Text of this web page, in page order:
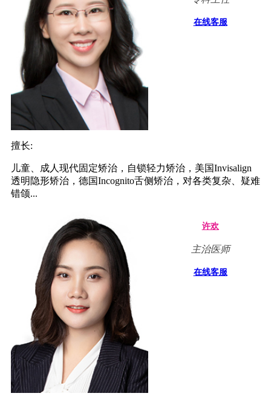
在线客服
擅长:
儿童、成人现代固定矫治，自锁轻力矫治，美国Invisalign
透明隐形矫治，德国Incognito舌侧矫治，对各类复杂、疑难
错颌...
许欢
主治医师
在线客服